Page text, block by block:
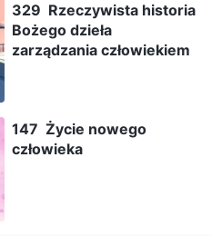
329 Rzeczywista historia
Bożego dzieła
zarządzania człowiekiem
147 Życie nowego
człowieka